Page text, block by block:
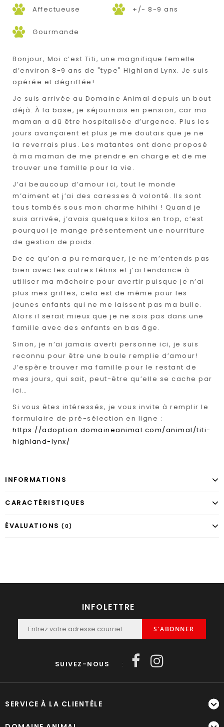
Affectueuse +/- 8-9 ans
Gourmande
Bonjour, Moi c’est Titi, une magnifique femelle
d’environ 8-9 ans de "type" Highland Lynx. Je suis
opérée et dégriffée!
Je suis arrivée au Domaine Animal depuis un bout
déjà. À la base, je séjournais en pension, car ma
maman a dû être hospitalisée d’urgence. Plus les
jours avançaient et plus je me doutais que je ne
la reverrais plus. Les matantes ont donc proposé
à ma maman de me prendre en charge et de me
trouver une famille pour la vie.
J’ai beaucoup d’amour ici, tout le monde
m’aiment et j’ai des caresses à volonté. Ils sont
tous tombés sous mon charme hihihi ! Quand je
suis arrivée, j’avais quelques kilos en trop, c’est
pourquoi je mange présentement une nourriture
de gestion de poids.
De ce qu’on a pu remarquer, je ne m’entends pas
bien avec les autres félins et j’ai tendance à
utiliser ma mâchoire pour avertir puisque je n’ai
plus mes griffes, cela est de même pour les
jeunes enfants qui ne me laissent pas ma bulle.
Alors il serait mieux que je ne sois pas dans une
famille avec des enfants en bas âge.
Sinon, je n’ai jamais averti personne ici, je suis
reconnu pour être une boule remplie d’amour!
J’espère trouver ma famille pour le restant de
mes jours, qui sait, peut-être qu’elle se cache par
ici…
Si vous êtes intéressés, je vous invite à remplir le
formulaire de pré-sélection en ligne :
https://adoption.domaineanimal.com/animal/titi-
highland-lynx/
INFORMATIONS
CARACTÉRISTIQUES
ÉVALUATIONS (0)
INFOLETTRE
S'ABONNER
SUIVEZ-NOUS :
SERVICE À LA CLIENTÈLE